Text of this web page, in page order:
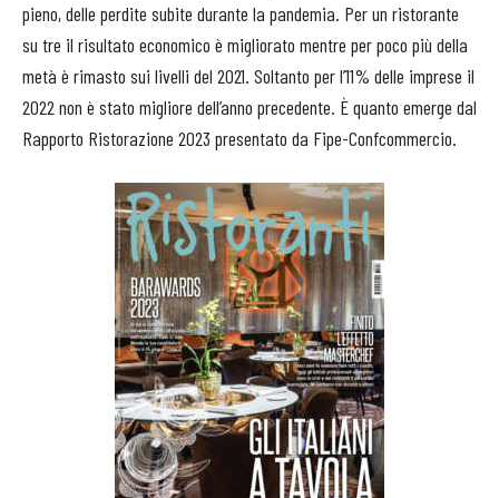
pieno, delle perdite subite durante la pandemia. Per un ristorante
su tre il risultato economico è migliorato mentre per poco più della
metà è rimasto sui livelli del 2021. Soltanto per l’11% delle imprese il
2022 non è stato migliore dell’anno precedente. È quanto emerge dal
Rapporto Ristorazione 2023 presentato da Fipe-Confcommercio.